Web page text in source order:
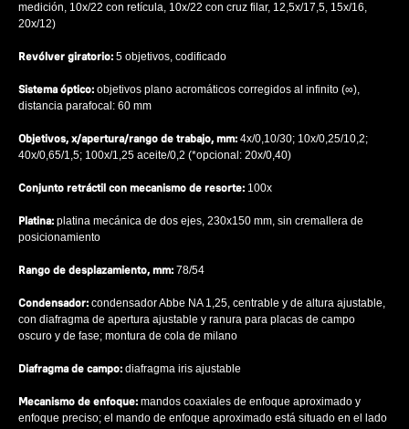
medición, 10x/22 con retícula, 10x/22 con cruz filar, 12,5x/17,5, 15x/16,
20x/12)
Revólver giratorio: 5 objetivos, codificado
Sistema óptico: objetivos plano acromáticos corregidos al infinito (∞),
distancia parafocal: 60 mm
Objetivos, x/apertura/rango de trabajo, mm: 4x/0,10/30; 10x/0,25/10,2;
40x/0,65/1,5; 100x/1,25 aceite/0,2 (*opcional: 20x/0,40)
Conjunto retráctil con mecanismo de resorte: 100x
Platina: platina mecánica de dos ejes, 230x150 mm, sin cremallera de
posicionamiento
Rango de desplazamiento, mm: 78/54
Condensador: condensador Abbe NA 1,25, centrable y de altura ajustable,
con diafragma de apertura ajustable y ranura para placas de campo
oscuro y de fase; montura de cola de milano
Diafragma de campo: diafragma iris ajustable
Mecanismo de enfoque: mandos coaxiales de enfoque aproximado y
enfoque preciso; el mando de enfoque aproximado está situado en el lado